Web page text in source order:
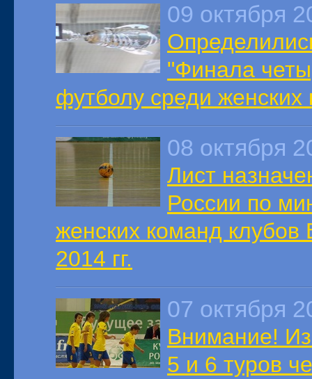
09 октября
"Финала
футболу среди женских
08 октября
Лист
России по
женских команд
2014 гг.
07 октября
Внимание!
5 и 6 туров